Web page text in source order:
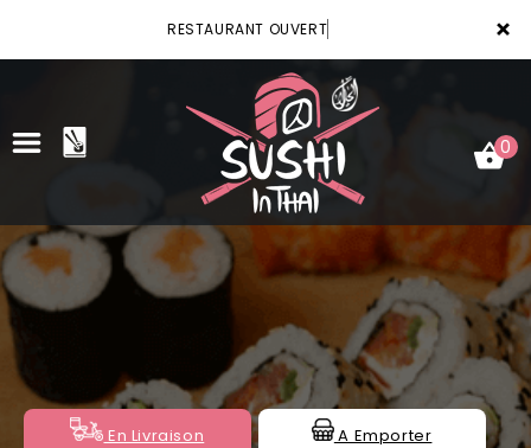
×
RESTAURANT OUVERT
ACCUEIL
VOTRE COMPTE
NOTRE RESTAURANT
0
En Livraison A Emporter